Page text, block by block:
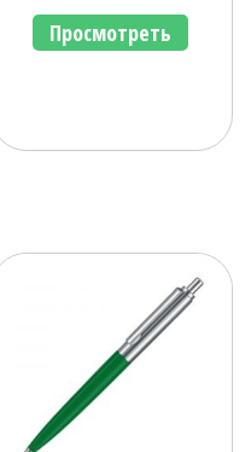
Просмотреть